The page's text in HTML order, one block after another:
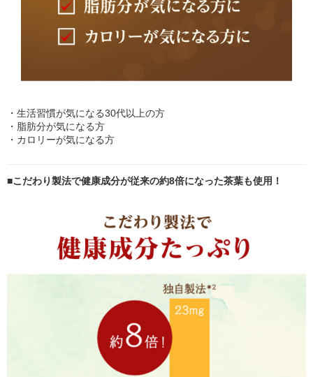
・生活習慣が気になる30代以上の方
・脂肪分が気になる方
・カロリーが気になる方
■こだわり製法で健康成分が従来の約8倍になった茶葉も使用！